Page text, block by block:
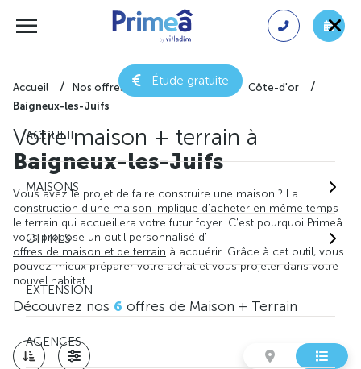
Étude gratuite
ACCUEIL
MAISONS
OFFRES
EXTENSION
AGENCES
Accueil Nos offres de maison + terrain
Côte-d'or
Baigneux-les-Juifs
Votre maison + terrain à
Baigneux-les-Juifs
Vous avez le projet de faire construire une maison ? La
construction d'une maison implique d'acheter en même temps
le terrain qui accueillera votre futur foyer. C'est pourquoi Primeâ
vous propose un outil personnalisé d'
offres de maison et de terrain à acquérir. Grâce à cet outil, vous
pouvez mieux préparer votre achat et vous projeter dans votre
nouvel habitat.
Découvrez nos 6 offres de Maison + Terrain